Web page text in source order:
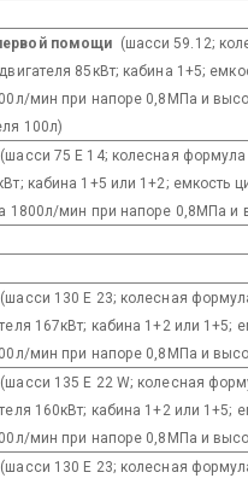
помощи (шасси 59.12;
85кВт; кабина 1+5;
мин при напоре 0,8МПа и
100л)
(шасси 75 E 14; колесная
кабина 1+5 или 1+2; емкость
1800л/мин при напоре 0,8МПа и
(шасси 130 E 23; колесная
167кВт; кабина 1+2 или 1+5;
мин при напоре 0,8МПа и
(шасси 135 E 22 W; колесная
160кВт; кабина 1+2 или 1+5;
мин при напоре 0,8МПа и
(шасси 130 E 23; колесная